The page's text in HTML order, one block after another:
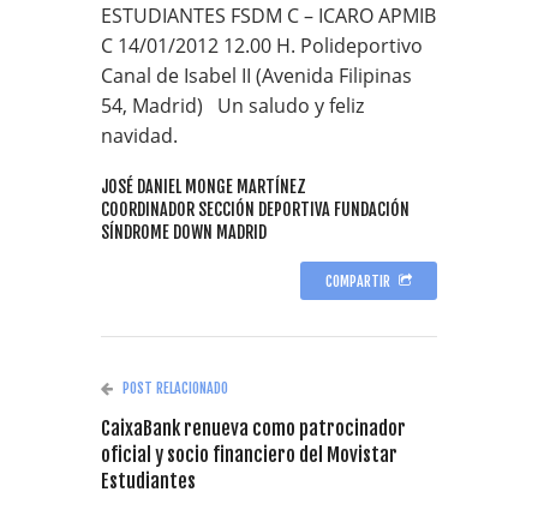
ESTUDIANTES FSDM C – ICARO APMIB
C 14/01/2012 12.00 H. Polideportivo
Canal de Isabel II (Avenida Filipinas
54, Madrid) Un saludo y feliz
navidad.
JOSÉ DANIEL MONGE MARTÍNEZ
COORDINADOR SECCIÓN DEPORTIVA FUNDACIÓN
SÍNDROME DOWN MADRID
COMPARTIR
POST RELACIONADO
CaixaBank renueva como patrocinador
oficial y socio financiero del Movistar
Estudiantes